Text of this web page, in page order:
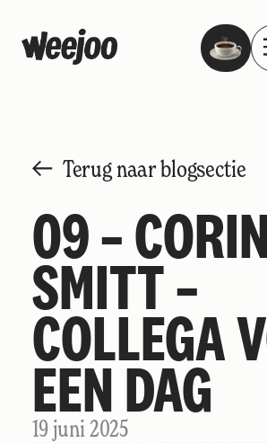
Terug naar blogsectie
09 –
SMITT –
COLLEGA
EEN DAG
19 juni 2025